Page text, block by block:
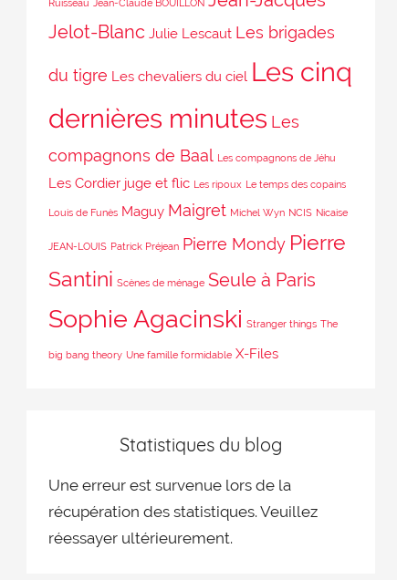
Ruisseau Jean-Claude BOUILLON
Jelot-Blanc Julie Lescaut Les brigades
du tigre Les chevaliers du ciel Les cinq
dernières minutes Les
compagnons de Baal Les compagnons de Jéhu
Les Cordier juge et flic Les ripoux Le temps des copains
Louis de Funès Maguy Maigret Michel Wyn NCIS Nicaise
JEAN-LOUIS Patrick Préjean Pierre Mondy Pierre
Santini Scènes de ménage Seule à Paris
Sophie Agacinski Stranger things The
big bang theory Une famille formidable X-Files
Statistiques du blog
Une erreur est survenue lors de la
récupération des statistiques. Veuillez
réessayer ultérieurement.